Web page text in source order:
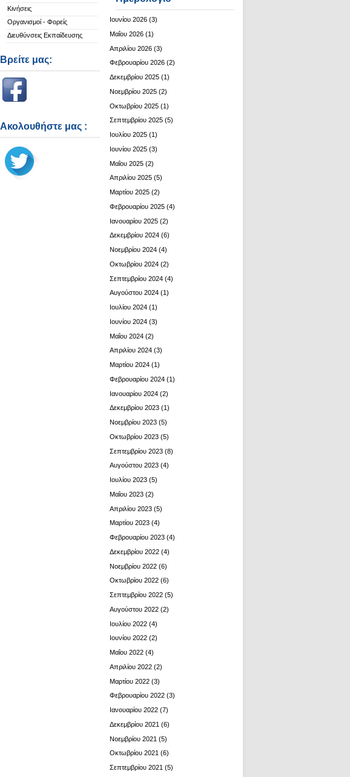
Ιουνίου 2026 (3)
Μαΐου 2026 (1)
Απριλίου 2026 (3)
Φεβρουαρίου 2026 (2)
Δεκεμβρίου 2025 (1)
Νοεμβρίου 2025 (2)
Οκτωβρίου 2025 (1)
Σεπτεμβρίου 2025 (5)
Ιουλίου 2025 (1)
Ιουνίου 2025 (3)
Μαΐου 2025 (2)
Απριλίου 2025 (5)
Μαρτίου 2025 (2)
Φεβρουαρίου 2025 (4)
Ιανουαρίου 2025 (2)
Δεκεμβρίου 2024 (6)
Νοεμβρίου 2024 (4)
Οκτωβρίου 2024 (2)
Σεπτεμβρίου 2024 (4)
Αυγούστου 2024 (1)
Ιουλίου 2024 (1)
Ιουνίου 2024 (3)
Μαΐου 2024 (2)
Απριλίου 2024 (3)
Μαρτίου 2024 (1)
Φεβρουαρίου 2024 (1)
Ιανουαρίου 2024 (2)
Δεκεμβρίου 2023 (1)
Νοεμβρίου 2023 (5)
Οκτωβρίου 2023 (5)
Σεπτεμβρίου 2023 (8)
Αυγούστου 2023 (4)
Ιουλίου 2023 (5)
Μαΐου 2023 (2)
Απριλίου 2023 (5)
Μαρτίου 2023 (4)
Φεβρουαρίου 2023 (4)
Δεκεμβρίου 2022 (4)
Νοεμβρίου 2022 (6)
Οκτωβρίου 2022 (6)
Σεπτεμβρίου 2022 (5)
Αυγούστου 2022 (2)
Ιουλίου 2022 (4)
Ιουνίου 2022 (2)
Μαΐου 2022 (4)
Απριλίου 2022 (2)
Μαρτίου 2022 (3)
Φεβρουαρίου 2022 (3)
Ιανουαρίου 2022 (7)
Δεκεμβρίου 2021 (6)
Νοεμβρίου 2021 (5)
Οκτωβρίου 2021 (6)
Σεπτεμβρίου 2021 (5)
Κινήσεις
Οργανισμοί - Φορείς
Διευθύνσεις Εκπαίδευσης
Βρείτε μας:
Ακολουθήστε μας :